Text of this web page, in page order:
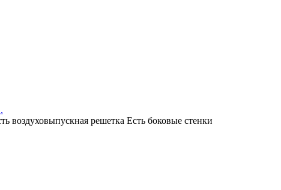
воздуховыпускная решетка Есть боковые стенки